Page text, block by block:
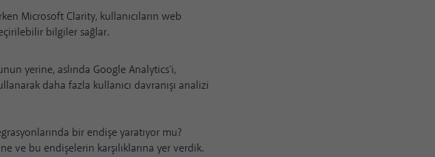
Microsoft Clarity, kullanıcıların web
bilgiler sağlar.
yerine, aslında Google Analytics'i,
daha fazla kullanıcı davranışı analizi
bir endişe yaratıyor mu?
ve bu endişelerin karşılıklarına yer verdik.